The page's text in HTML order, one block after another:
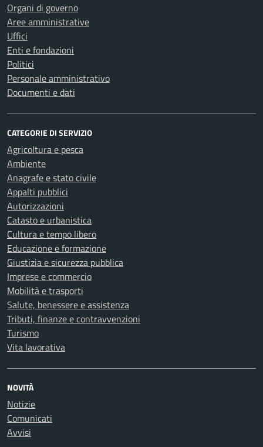
Organi di governo
Aree amministrative
Uffici
Enti e fondazioni
Politici
Personale amministrativo
Documenti e dati
CATEGORIE DI SERVIZIO
Agricoltura e pesca
Ambiente
Anagrafe e stato civile
Appalti pubblici
Autorizzazioni
Catasto e urbanistica
Cultura e tempo libero
Educazione e formazione
Giustizia e sicurezza pubblica
Imprese e commercio
Mobilità e trasporti
Salute, benessere e assistenza
Tributi, finanze e contravvenzioni
Turismo
Vita lavorativa
NOVITÀ
Notizie
Comunicati
Avvisi